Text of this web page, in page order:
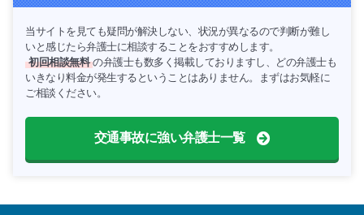
当サイトを見ても疑問が解決しない、状況が異なるので判断が難し
いと感じたら弁護士に相談することをおすすめします。
初回相談無料 の弁護士も数多く掲載しておりますし、どの弁護士も
いきなり料金が発生するということはありません。まずはお気軽に
ご相談ください。
交通事故に強い弁護士一覧